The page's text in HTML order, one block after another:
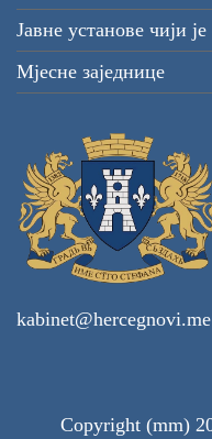
Јавне установе чији
Мјесне заједнице
kabinet@hercegnovi.me
Copyright (mm)